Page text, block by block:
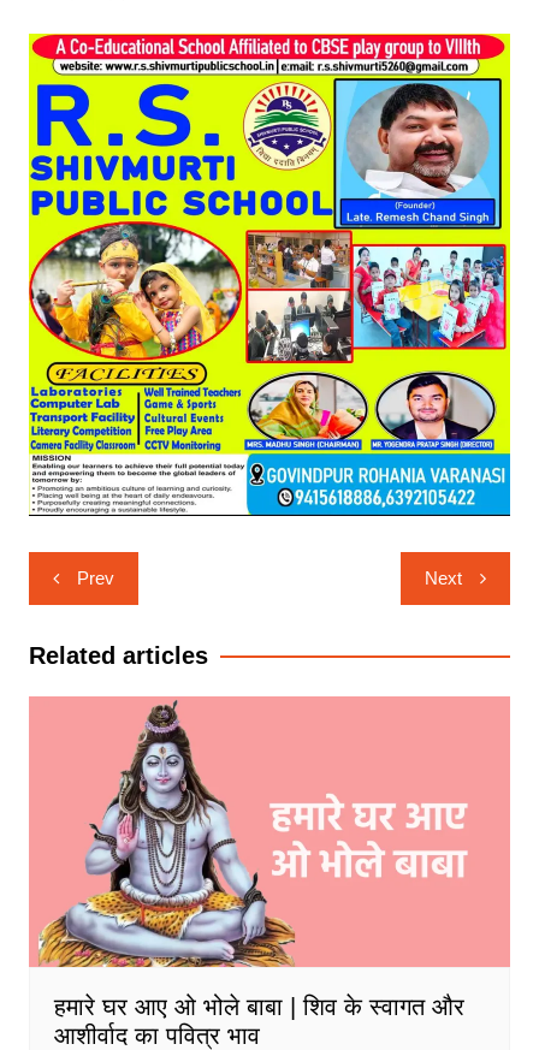
Post
navigation
Prev Next
Related articles
हमारे घर आए ओ भोले बाबा | शिव के स्वागत और
आशीर्वाद का पवित्र भाव